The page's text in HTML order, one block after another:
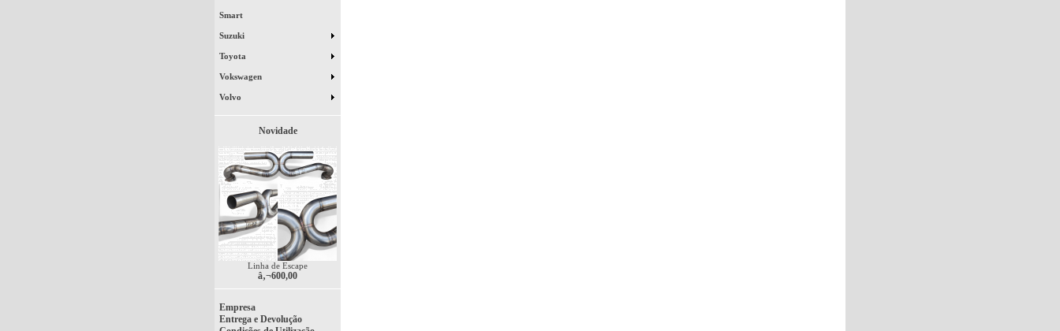
Smart
Suzuki
Toyota
Vokswagen
Volvo
Novidade
Linha de Escape
â‚¬600,00
Empresa
Entrega e Devolução